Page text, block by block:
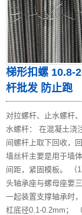
梯形扣螺 10.8-
杆批发 防止跑
对拉螺杆、止水螺杆
水螺杆： 在混凝土浇
间螺杆上取下回收，
墙丝杆主要是用于墙
间距，紧固模板。 （
头轴承座与螺母座要
一起装置支撑轴承时
杠底径0.1-0.2mm；